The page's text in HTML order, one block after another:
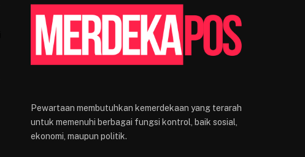
Pewartaan membutuhkan kemerdekaan yang terarah
untuk memenuhi berbagai fungsi kontrol, baik sosial,
ekonomi, maupun politik.